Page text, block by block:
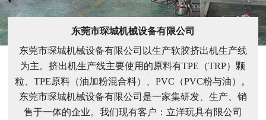
东莞市琛城机械设备有限公司
东莞市琛城机械设备有限公司以生产软胶挤出机生产线
为主。挤出机生产线主要使用的原料有TPE（TRP）颗
粒、TPE原料（油加粉混合料）、PVC（PVC粉与油）。
东莞市琛城机械设备有限公司是一家集研发、生产、销
售于一体的企业。我们现有客户：立洋玩具有限公司